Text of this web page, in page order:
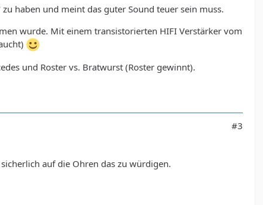
haben und meint das guter Sound teuer sein muss.
wurde. Mit einem transistorierten HIFI Verstärker vom
und Roster vs. Bratwurst (Roster gewinnt).
#3
auf die Ohren das zu würdigen.